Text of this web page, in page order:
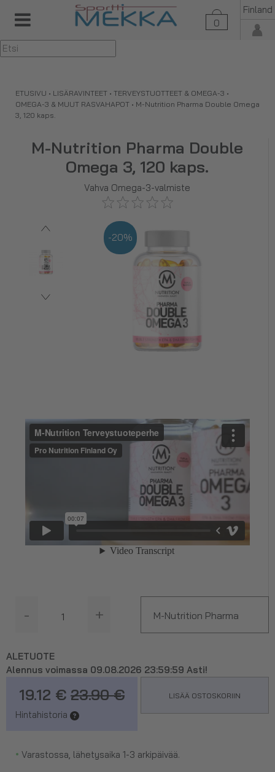
0
Finland
▼
ETUSIVU • LISÄRAVINTEET • TERVEYSTUOTTEET & OMEGA-3 •
OMEGA-3 & MUUT RASVAHAPOT • M-Nutrition Pharma Double Omega
3, 120 kaps.
M-Nutrition Pharma Double
Omega 3, 120 kaps.
Vahva Omega-3-valmiste
-20%
- + M-Nutrition Pharma
ALETUOTE
Alennus voimassa 09.08.2026 23:59:59 Asti!
19.12 € 23.90 €
Hintahistoria
LISÄÄ OSTOSKORIIN
• Varastossa, lähetysaika 1-3 arkipäivää.